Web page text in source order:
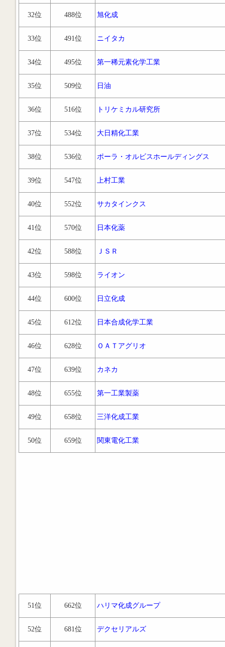
32位 488位 旭化成
33位 491位 ニイタカ
34位 495位 第一稀元素化学工業
35位 509位 日油
36位 516位 トリケミカル研究所
37位 534位 大日精化工業
38位 536位 ポーラ・オルビスホールディングス
39位 547位 上村工業
40位 552位 サカタインクス
41位 570位 日本化薬
42位 588位 ＪＳＲ
43位 598位 ライオン
44位 600位 日立化成
45位 612位 日本合成化学工業
46位 628位 ＯＡＴアグリオ
47位 639位 カネカ
48位 655位 第一工業製薬
49位 658位 三洋化成工業
50位 659位 関東電化工業
51位 662位 ハリマ化成グループ
52位 681位 デクセリアルズ